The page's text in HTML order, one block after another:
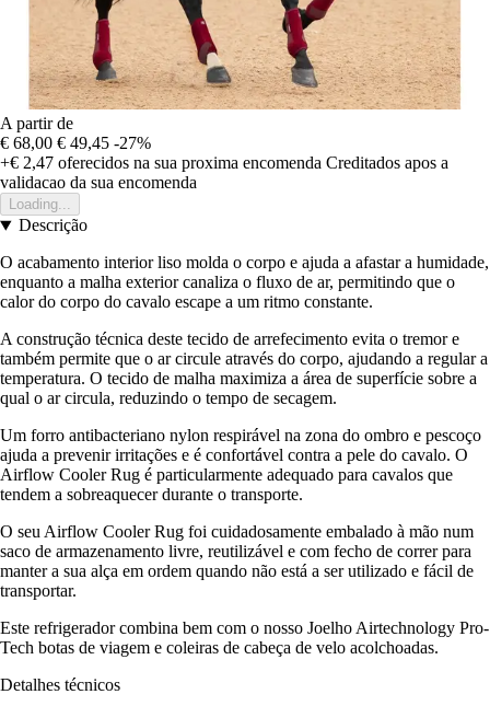
A partir de
€ 68,00 € 49,45 -27%
+€ 2,47 oferecidos na sua proxima encomenda Creditados apos a
validacao da sua encomenda
Loading...
Descrição
O acabamento interior liso molda o corpo e ajuda a afastar a humidade,
enquanto a malha exterior canaliza o fluxo de ar, permitindo que o
calor do corpo do cavalo escape a um ritmo constante.
A construção técnica deste tecido de arrefecimento evita o tremor e
também permite que o ar circule através do corpo, ajudando a regular a
temperatura. O tecido de malha maximiza a área de superfície sobre a
qual o ar circula, reduzindo o tempo de secagem.
Um forro antibacteriano nylon respirável na zona do ombro e pescoço
ajuda a prevenir irritações e é confortável contra a pele do cavalo. O
Airflow Cooler Rug é particularmente adequado para cavalos que
tendem a sobreaquecer durante o transporte.
O seu Airflow Cooler Rug foi cuidadosamente embalado à mão num
saco de armazenamento livre, reutilizável e com fecho de correr para
manter a sua alça em ordem quando não está a ser utilizado e fácil de
transportar.
Este refrigerador combina bem com o nosso Joelho Airtechnology Pro-
Tech botas de viagem e coleiras de cabeça de velo acolchoadas.
Detalhes técnicos